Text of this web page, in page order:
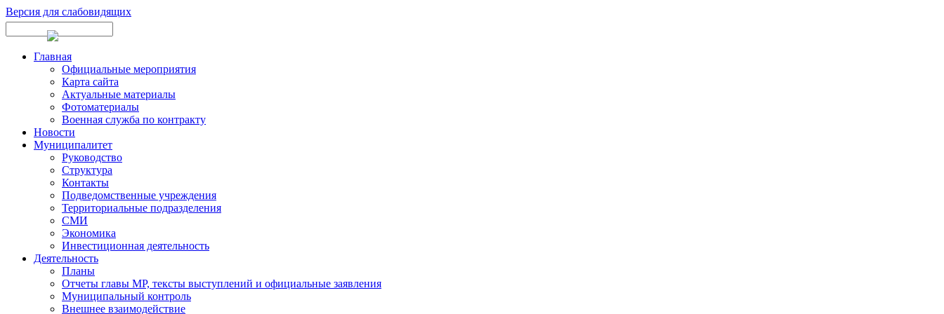
Версия для слабовидящих
Главная
Официальные мероприятия
Карта сайта
Актуальные материалы
Фотоматериалы
Военная служба по контракту
Новости
Муниципалитет
Руководство
Структура
Контакты
Подведомственные учреждения
Территориальные подразделения
СМИ
Экономика
Инвестиционная деятельность
Деятельность
Планы
Отчеты главы МР, тексты выступлений и официальные заявления
Муниципальный контроль
Внешнее взаимодействие